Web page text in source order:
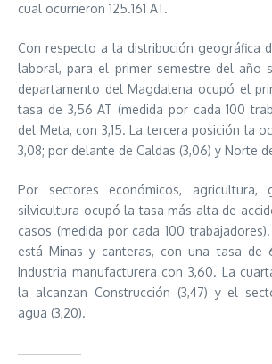
cual ocurrieron 125.161 AT.
Con respecto a la distribución geográfica
laboral, para el primer semestre del año
departamento del Magdalena ocupó el
tasa de 3,56 AT (medida por cada 100
del Meta, con 3,15. La tercera posición la
3,08; por delante de Caldas (3,06) y Norte
Por sectores económicos, agricultura,
silvicultura ocupó la tasa más alta de
casos (medida por cada 100
está Minas y canteras, con una tasa de
Industria manufacturera con 3,60. La
la alcanzan Construcción (3,47) y el
agua (3,20).